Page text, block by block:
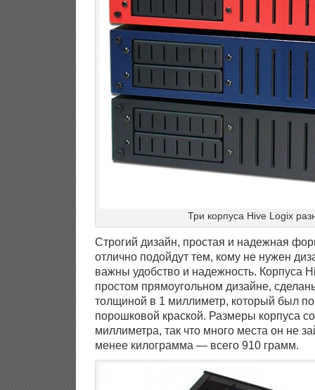
Три корпуса Hive Logix
Строгий дизайн, простая и надежная
отлично подойдут тем, кому не нужен
важны удобство и надежность. Корпуса
простом прямоугольном дизайне,
толщиной в 1 миллиметр, который был
порошковой краской. Размеры корпуса
миллиметра, так что много места он не
менее килограмма — всего 910 грамм.